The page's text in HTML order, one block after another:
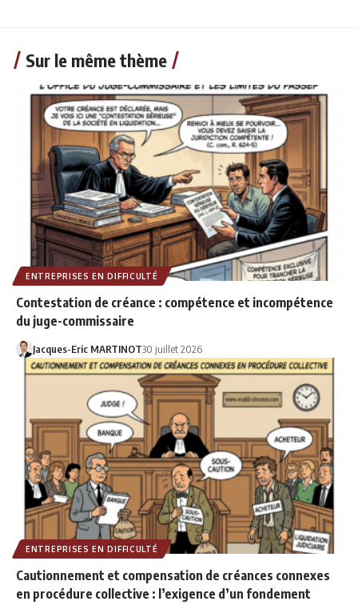
Sur le même thème
ENTREPRISES EN DIFFICULTÉ
Contestation de créance : compétence et incompétence
du juge-commissaire
Jacques-Eric MARTINOT30 juillet 2026
ENTREPRISES EN DIFFICULTÉ
Cautionnement et compensation de créances connexes
en procédure collective : l’exigence d’un fondement